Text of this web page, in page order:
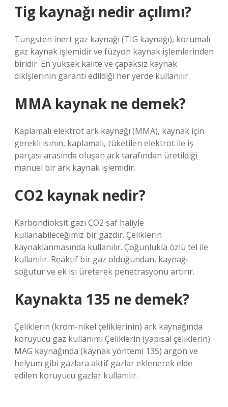
Tig kaynağı nedir açılımı?
Tungsten inert gaz kaynağı (TIG kaynağı), korumalı
gaz kaynak işlemidir ve füzyon kaynak işlemlerinden
biridir. En yüksek kalite ve çapaksız kaynak
dikişlerinin garanti edildiği her yerde kullanılır.
MMA kaynak ne demek?
Kaplamalı elektrot ark kaynağı (MMA), kaynak için
gerekli ısının, kaplamalı, tüketilen elektrot ile iş
parçası arasında oluşan ark tarafından üretildiği
manuel bir ark kaynak işlemidir.
CO2 kaynak nedir?
Karbondioksit gazı CO2 saf haliyle
kullanabileceğimiz bir gazdır. Çeliklerin
kaynaklanmasında kullanılır. Çoğunlukla özlü tel ile
kullanılır. Reaktif bir gaz olduğundan, kaynağı
soğutur ve ek ısı üreterek penetrasyonu artırır.
Kaynakta 135 ne demek?
Çeliklerin (krom-nikel çeliklerinin) ark kaynağında
koruyucu gaz kullanımı Çeliklerin (yapısal çeliklerin)
MAG kaynağında (kaynak yöntemi 135) argon ve
helyum gibi gazlara aktif gazlar eklenerek elde
edilen koruyucu gazlar kullanılır.